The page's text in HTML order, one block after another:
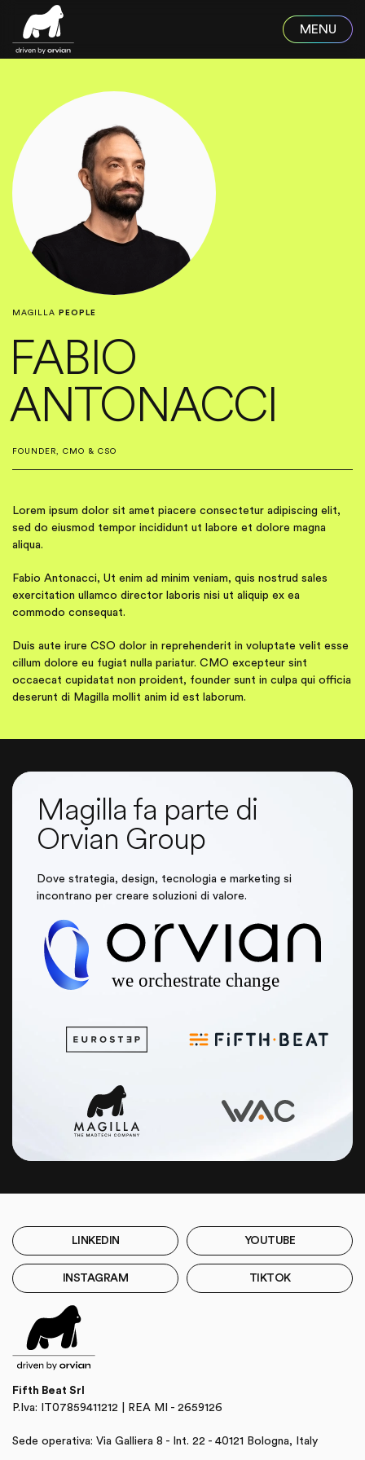
Skip to main content
MAGILLA PEOPLE
FABIO
ANTONACCI
FOUNDER, CMO & CSO
Lorem ipsum dolor sit amet piacere consectetur adipiscing elit,
sed do eiusmod tempor incididunt ut labore et dolore magna
aliqua.
Fabio Antonacci, Ut enim ad minim veniam, quis nostrud sales
exercitation ullamco director laboris nisi ut aliquip ex ea
commodo consequat.
Duis aute irure CSO dolor in reprehenderit in voluptate velit esse
cillum dolore eu fugiat nulla pariatur. CMO excepteur sint
occaecat cupidatat non proident, founder sunt in culpa qui officia
deserunt di Magilla mollit anim id est laborum.
Magilla fa parte di
Orvian Group
Dove strategia, design, tecnologia e marketing si
incontrano per creare soluzioni di valore.
LINKEDIN YOUTUBE
INSTAGRAM TIKTOK
Fifth Beat Srl
P.Iva: IT07859411212 | REA MI - 2659126
Sede operativa: Via Galliera 8 - Int. 22 - 40121 Bologna, Italy